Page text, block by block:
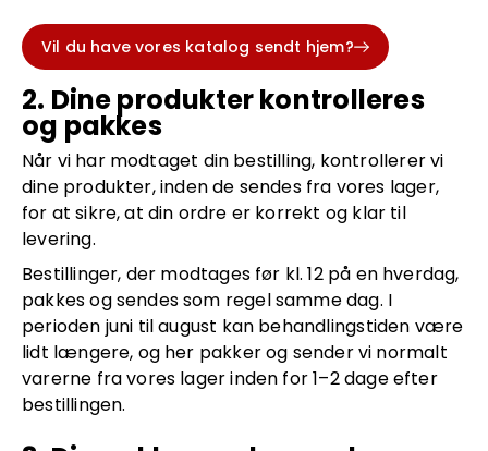
Vil du have vores katalog sendt hjem?
2. Dine produkter kontrolleres
og pakkes
Når vi har modtaget din bestilling, kontrollerer vi
dine produkter, inden de sendes fra vores lager,
for at sikre, at din ordre er korrekt og klar til
levering.
Bestillinger, der modtages før kl. 12 på en hverdag,
pakkes og sendes som regel samme dag. I
perioden juni til august kan behandlingstiden være
lidt længere, og her pakker og sender vi normalt
varerne fra vores lager inden for 1–2 dage efter
bestillingen.